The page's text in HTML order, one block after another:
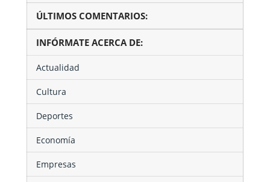
ÚLTIMOS COMENTARIOS:
INFÓRMATE ACERCA DE:
Actualidad
Cultura
Deportes
Economía
Empresas